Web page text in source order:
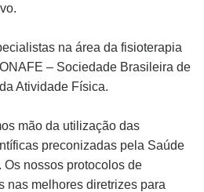
na área da fisioterapia
– Sociedade Brasileira de
Atividade Física.
mão da utilização das
preconizadas pela Saúde
nossos protocolos de
nas melhores diretrizes para